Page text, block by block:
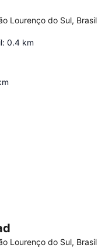
Lourenço do Sul, Brasil
: 0.4 km
Lourenço do Sul, Brasil